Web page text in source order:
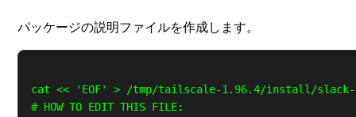
パッケージの説明ファイルを作成します。
cat << 'EOF' > /tmp/tailscale-1.96.4/install/slack-
# HOW TO EDIT THIS FILE: